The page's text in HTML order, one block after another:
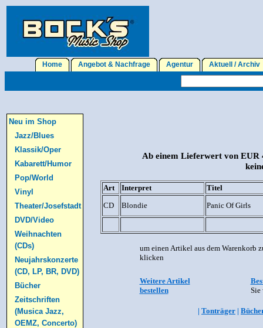
Home Angebot & Nachfrage Agentur Aktuell / Archiv
Neu im Shop
Jazz/Blues
Klassik/Oper
Kabarett/Humor
Pop/World
Vinyl
Theater/Josefstadt
DVD/Video
Weihnachten
(CDs)
Neujahrskonzerte
(CD, LP, BR, DVD)
Bücher
Zeitschriften
(Musica Jazz,
OEMZ, Concerto)
Ab einem Lieferwert von
Art Interpret
Titel
CD
Blondie Panic Of Girls
um einen Artikel aus dem Warenkorb
klicken
Weitere Artikel
bestellen
Sie
| Tonträger |